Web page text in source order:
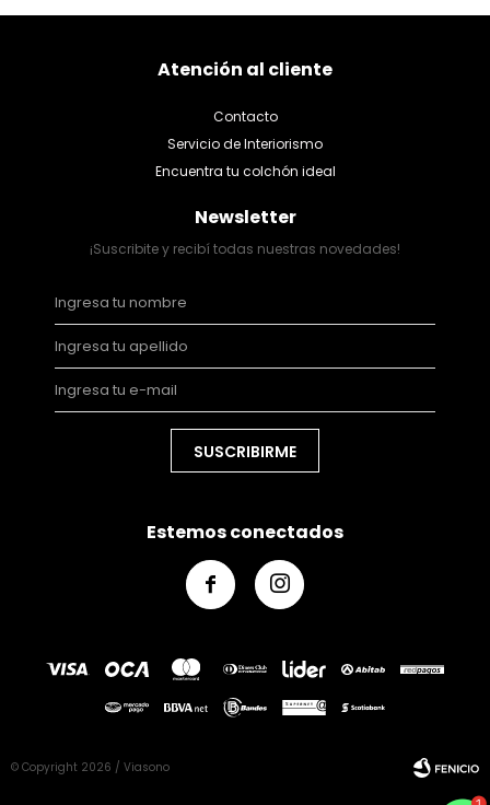
Atención al cliente
Contacto
Servicio de Interiorismo
Encuentra tu colchón ideal
Newsletter
¡Suscribite y recibí todas nuestras novedades!
SUSCRIBIRME
Estemos conectados
 
© Copyright 2026 / Viasono